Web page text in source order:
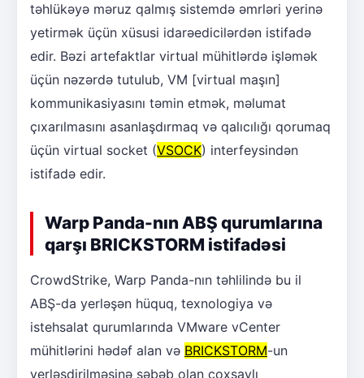
təhlükəyə məruz qalmış sistemdə əmrləri yerinə
yetirmək üçün xüsusi idarəedicilərdən istifadə
edir. Bəzi artefaktlar virtual mühitlərdə işləmək
üçün nəzərdə tutulub, VM [virtual maşın]
kommunikasiyasını təmin etmək, məlumat
çıxarılmasını asanlaşdırmaq və qalıcılığı qorumaq
üçün virtual socket (VSOCK) interfeysindən
istifadə edir.
Warp Panda-nın ABŞ qurumlarına
qarşı BRICKSTORM istifadəsi
CrowdStrike, Warp Panda-nın təhlilində bu il
ABŞ-da yerləşən hüquq, texnologiya və
istehsalat qurumlarında VMware vCenter
mühitlərini hədəf alan və BRICKSTORM-un
yerləşdirilməsinə səbəb olan çoxsaylı